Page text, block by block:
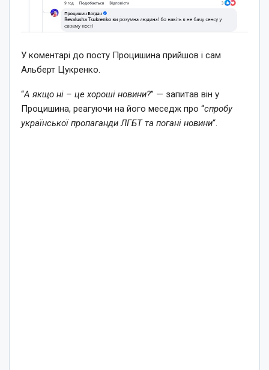
У коментарі до посту Процишина прийшов і сам
Альберт Цукренко.
“А якщо ні – це хороші новини?” — запитав він у
Процишина, реагуючи на його меседж про “спробу
української пропаганди ЛГБТ та погані новини“.